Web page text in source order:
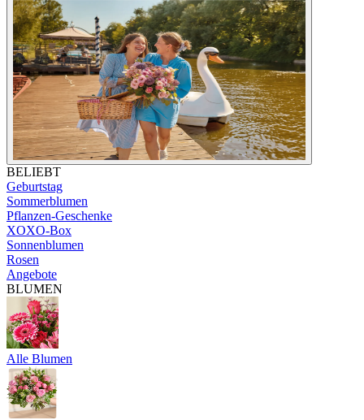
BELIEBT
Geburtstag
Sommerblumen
Pflanzen-Geschenke
XOXO-Box
Sonnenblumen
Rosen
Angebote
BLUMEN
Alle Blumen